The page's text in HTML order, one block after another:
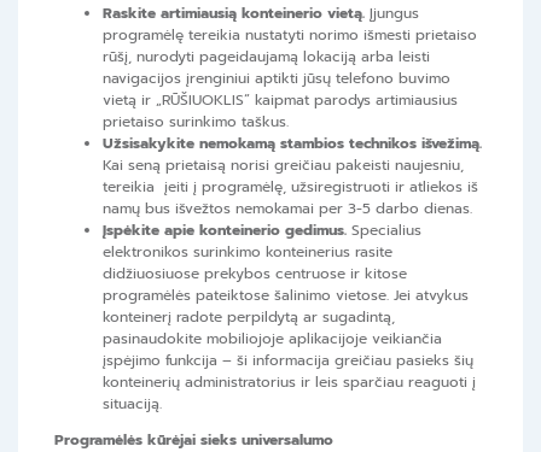
Raskite artimiausią konteinerio vietą. Įjungus
programėlę tereikia nustatyti norimo išmesti prietaiso
rūšį, nurodyti pageidaujamą lokaciją arba leisti
navigacijos įrenginiui aptikti jūsų telefono buvimo
vietą ir „RŪŠIUOKLIS“ kaipmat parodys artimiausius
prietaiso surinkimo taškus.
Užsisakykite nemokamą stambios technikos išvežimą.
Kai seną prietaisą norisi greičiau pakeisti naujesniu,
tereikia įeiti į programėlę, užsiregistruoti ir atliekos iš
namų bus išvežtos nemokamai per 3-5 darbo dienas.
Įspėkite apie konteinerio gedimus. Specialius
elektronikos surinkimo konteinerius rasite
didžiuosiuose prekybos centruose ir kitose
programėlės pateiktose šalinimo vietose. Jei atvykus
konteinerį radote perpildytą ar sugadintą,
pasinaudokite mobiliojoje aplikacijoje veikiančia
įspėjimo funkcija – ši informacija greičiau pasieks šių
konteinerių administratorius ir leis sparčiau reaguoti į
situaciją.
Programėlės kūrėjai sieks universalumo